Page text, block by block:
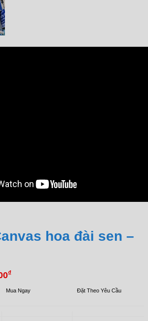
hoa đài sen –
₫
Mua Ngay Đặt Theo Yêu Cầu